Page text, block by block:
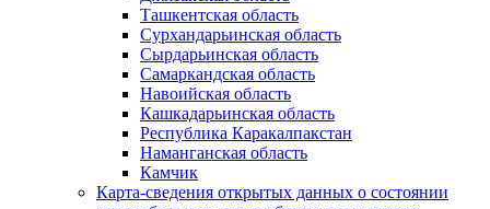
Ташкентская область
Сурхандарьинская область
Сырдарьинская область
Самаркандская область
Навоийская область
Кашкадарьинская область
Республика Каракалпакстан
Наманганская область
Камчик
Карта-сведения открытых данных о состоянии